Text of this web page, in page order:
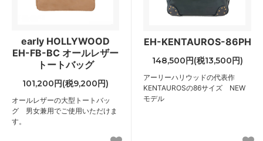
early HOLLYWOOD
EH-FB-BC オールレザー
トートバッグ
101,200円(税9,200円)
オールレザーの大型トートバッ
グ 男女兼用でご使用いただけま
す。
EH-KENTAUROS-86PH
148,500円(税13,500円)
アーリーハリウッドの代表作
KENTAUROSの86サイズ NEW
モデル